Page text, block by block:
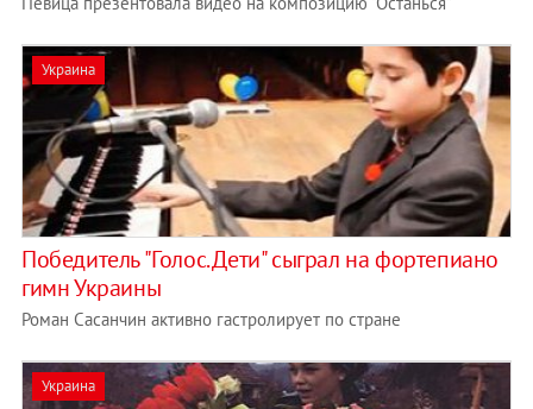
Украина
Победитель "Голос. Дети" сыграл на фортепиано
гимн Украины
Роман Сасанчин активно гастролирует по стране
Украина